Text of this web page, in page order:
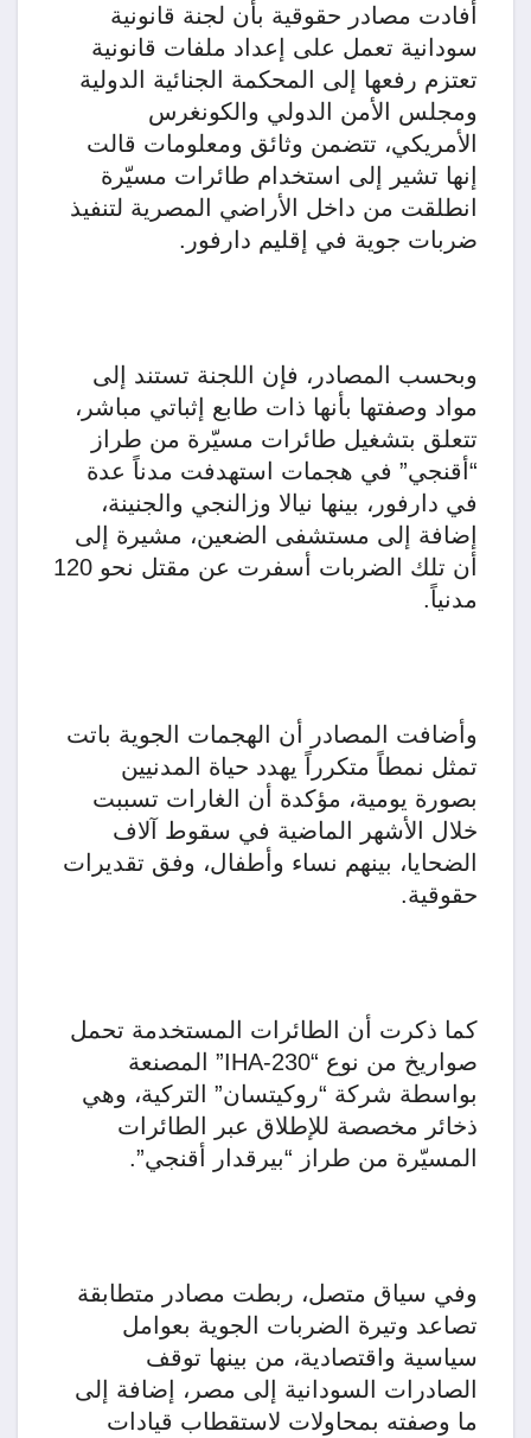
أفادت مصادر حقوقية بأن لجنة قانونية
سودانية تعمل على إعداد ملفات قانونية
تعتزم رفعها إلى المحكمة الجنائية الدولية
ومجلس الأمن الدولي والكونغرس
الأمريكي، تتضمن وثائق ومعلومات قالت
إنها تشير إلى استخدام طائرات مسيّرة
انطلقت من داخل الأراضي المصرية لتنفيذ
ضربات جوية في إقليم دارفور.
وبحسب المصادر، فإن اللجنة تستند إلى
مواد وصفتها بأنها ذات طابع إثباتي مباشر،
تتعلق بتشغيل طائرات مسيّرة من طراز
“أقنجي” في هجمات استهدفت مدناً عدة
في دارفور، بينها نيالا وزالنجي والجنينة،
إضافة إلى مستشفى الضعين، مشيرة إلى
أن تلك الضربات أسفرت عن مقتل نحو 120
مدنياً.
وأضافت المصادر أن الهجمات الجوية باتت
تمثل نمطاً متكرراً يهدد حياة المدنيين
بصورة يومية، مؤكدة أن الغارات تسببت
خلال الأشهر الماضية في سقوط آلاف
الضحايا، بينهم نساء وأطفال، وفق تقديرات
حقوقية.
كما ذكرت أن الطائرات المستخدمة تحمل
صواريخ من نوع “IHA-230” المصنعة
بواسطة شركة “روكيتسان” التركية، وهي
ذخائر مخصصة للإطلاق عبر الطائرات
المسيّرة من طراز “بيرقدار أقنجي”.
وفي سياق متصل، ربطت مصادر متطابقة
تصاعد وتيرة الضربات الجوية بعوامل
سياسية واقتصادية، من بينها توقف
الصادرات السودانية إلى مصر، إضافة إلى
ما وصفته بمحاولات لاستقطاب قيادات